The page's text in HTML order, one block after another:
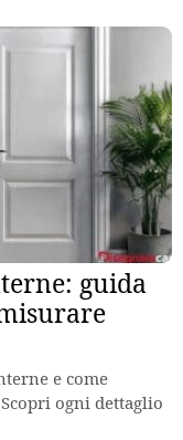
guida
e come
ogni dettaglio